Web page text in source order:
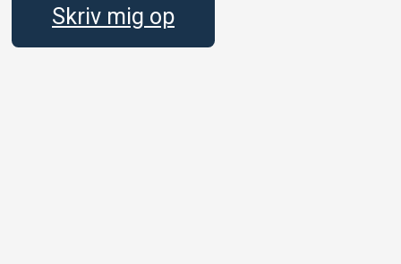
Skriv mig op